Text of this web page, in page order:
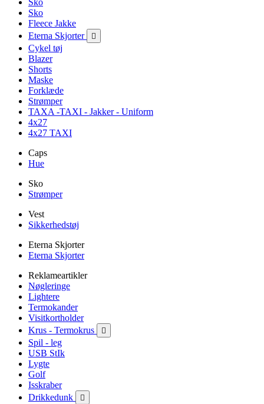
Sko
Sko
Fleece Jakke
Eterna Skjorter

Cykel tøj
Blazer
Shorts
Maske
Forklæde
Strømper
TAXA -TAXI - Jakker - Uniform
4x27
4x27 TAXI
Caps
Hue
Sko
Strømper
Vest
Sikkerhedstøj
Eterna Skjorter
Eterna Skjorter
Reklameartikler
Nøgleringe
Lightere
Termokander
Visitkortholder
Krus - Termokrus

Spil - leg
USB StIk
Lygte
Golf
Isskraber
Drikkedunk
